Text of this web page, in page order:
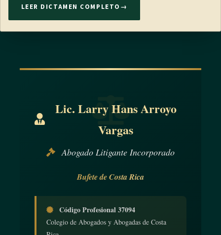
LEER DICTAMEN COMPLETO →
Lic. Larry Hans Arroyo
Vargas
Abogado Litigante Incorporado
Bufete de Costa Rica
Código Profesional 37094
Colegio de Abogados y Abogadas de Costa